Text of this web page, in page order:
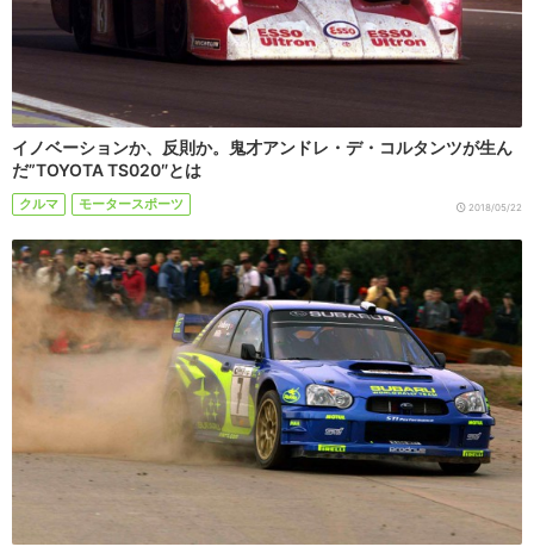
イノベーションか、反則か。鬼才アンドレ・デ・コルタンツが生ん
だ”TOYOTA TS020″とは
クルマ モータースポーツ 2018/05/22